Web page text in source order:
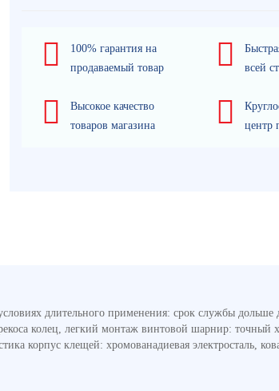
100% гарантия на
продаваемый товар
всей
Высокое качество
товаров магазина
центр
длительного применения: срок службы дольше
колец, легкий монтаж винтовой шарнир: точный
корпус клещей: хромованадиевая электросталь,